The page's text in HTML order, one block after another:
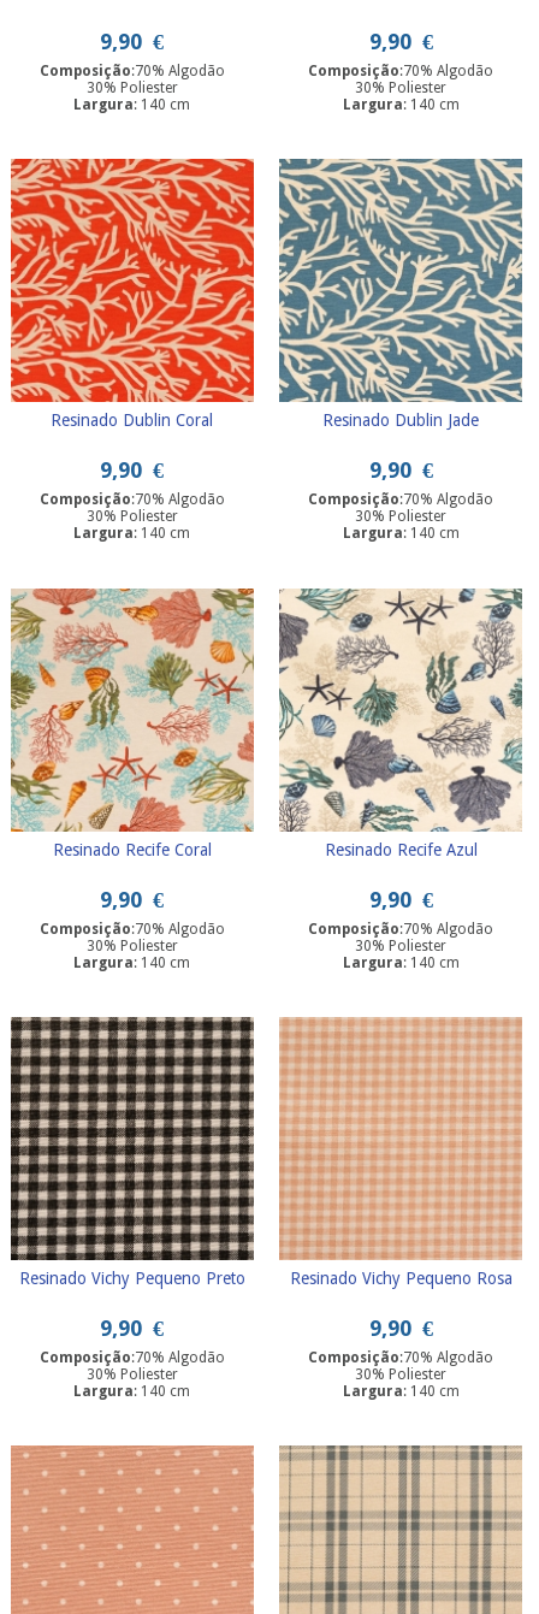
9,90 €
Composição:70% Algodão
30% Poliester
Largura: 140 cm
9,90 €
Composição:70% Algodão
30% Poliester
Largura: 140 cm
Resinado Dublin Coral
9,90 €
Composição:70% Algodão
30% Poliester
Largura: 140 cm
Resinado Dublin Jade
9,90 €
Composição:70% Algodão
30% Poliester
Largura: 140 cm
Resinado Recife Coral
9,90 €
Composição:70% Algodão
30% Poliester
Largura: 140 cm
Resinado Recife Azul
9,90 €
Composição:70% Algodão
30% Poliester
Largura: 140 cm
Resinado Vichy Pequeno Preto
9,90 €
Composição:70% Algodão
30% Poliester
Largura: 140 cm
Resinado Vichy Pequeno Rosa
9,90 €
Composição:70% Algodão
30% Poliester
Largura: 140 cm